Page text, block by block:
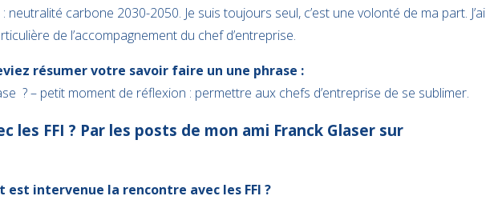
neutralité carbone 2030-2050. Je suis toujours seul, c’est une volonté de ma part. J’ai
de l’accompagnement du chef d’entreprise.
résumer votre savoir faire un une phrase :
? – petit moment de réflexion : permettre aux chefs d’entreprise de se sublimer.
les FFI ? Par les posts de mon ami Franck Glaser sur
est intervenue la rencontre avec les FFI ?